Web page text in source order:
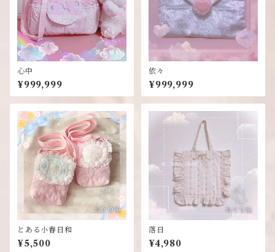
心中
¥999,999
依々
¥999,999
とある小春日和
¥5,500
落日
¥4,980